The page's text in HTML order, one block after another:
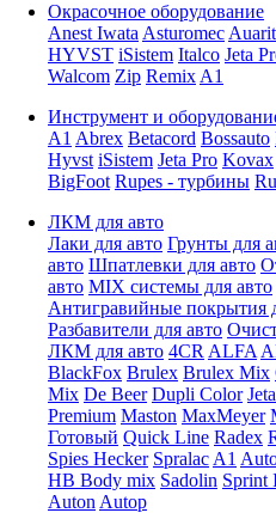
Окрасочное оборудование
Anest Iwata Asturomec
HYVST iSistem Italco Jeta
Walcom Zip Remix A1
Инструмент и
A1 Abrex Betacord Bossauto
Hyvst iSistem Jeta Pro Kovax
BigFoot Rupes - турбины
ЛКМ для авто
Лаки для авто Грунты для
авто Шпатлевки для авто
авто MIX системы для авто
Антигравийные покрытия
Разбавители для авто
ЛКМ для авто 4CR ALFA
BlackFox Brulex Brulex Mix
Mix De Beer Dupli Color
Premium Maston MaxMeyer
Готовый Quick Line Radex
Spies Hecker Spralac A1
HB Body mix Sadolin Sprint
Auton Autop